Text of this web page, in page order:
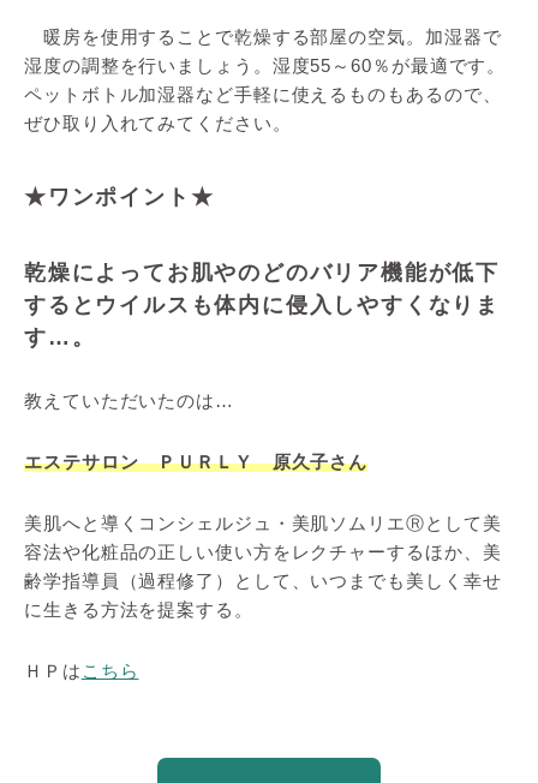
暖房を使用することで乾燥する部屋の空気。加湿器で
湿度の調整を行いましょう。湿度55～60％が最適です。
ペットボトル加湿器など手軽に使えるものもあるので、
ぜひ取り入れてみてください。
★ワンポイント★
乾燥によってお肌やのどのバリア機能が低下
するとウイルスも体内に侵入しやすくなりま
す…。
教えていただいたのは…
エステサロン ＰＵＲＬＹ 原久子さん
美肌へと導くコンシェルジュ・美肌ソムリエⓇとして美
容法や化粧品の正しい使い方をレクチャーするほか、美
齢学指導員（過程修了）として、いつまでも美しく幸せ
に生きる方法を提案する。
ＨＰは こちら